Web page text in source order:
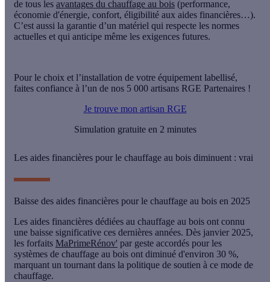
de tous les avantages du chauffage au bois (performance,
économie d'énergie, confort, éligibilité aux aides financières…).
C’est aussi la garantie d’un matériel qui respecte les normes
actuelles et qui anticipe même les exigences futures.
Pour le choix et l’installation de votre équipement labellisé,
faites confiance à l’un de nos 5 000 artisans RGE Partenaires !
Je trouve mon artisan RGE
Simulation gratuite en 2 minutes
Les aides financières pour le chauffage au bois diminuent : vrai
Baisse des aides financières pour le chauffage au bois en 2025
Les aides financières dédiées au chauffage au bois ont connu
une baisse significative ces dernières années. Dès janvier 2025,
les forfaits MaPrimeRénov' par geste accordés pour les
systèmes de chauffage au bois ont diminué d'environ 30 %,
marquant un tournant dans la politique de soutien à ce mode de
chauffage.